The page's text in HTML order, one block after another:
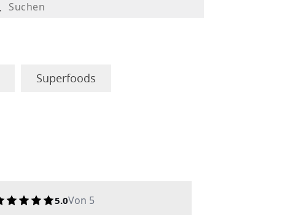
Superfoods
5.0Von 5